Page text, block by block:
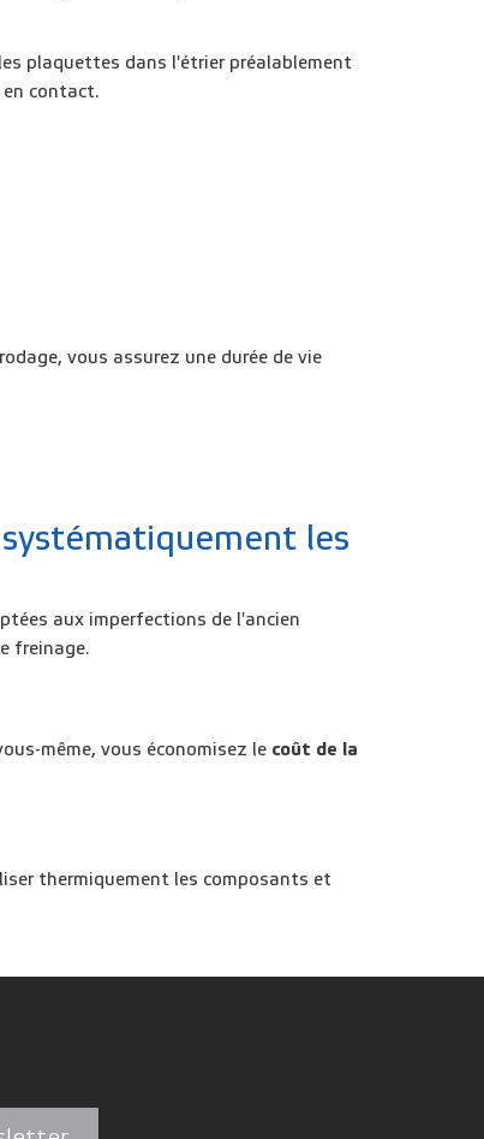
plaquettes dans l'étrier préalablement
en contact.
rodage, vous assurez une durée de vie
les
aux imperfections de l'ancien
freinage.
même, vous économisez le coût de la
thermiquement les composants et